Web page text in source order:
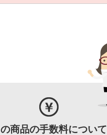
商品の手数料について